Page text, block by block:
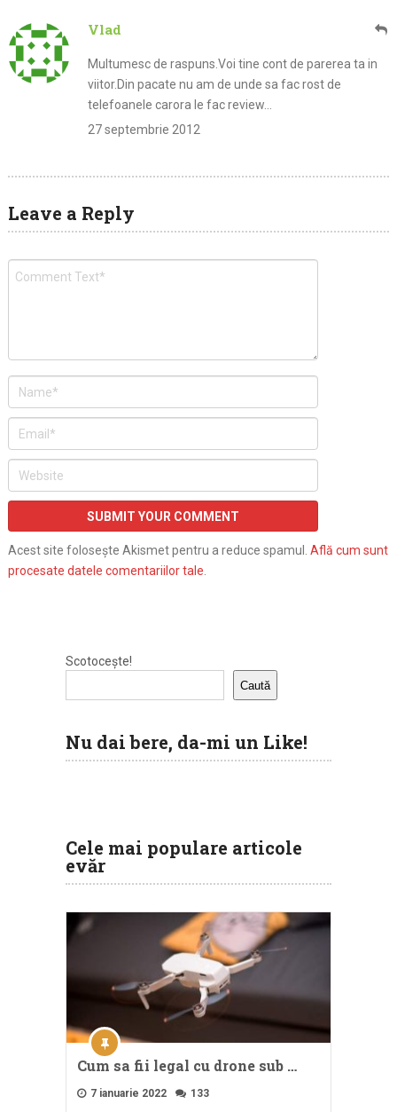
Vlad
Multumesc de raspuns.Voi tine cont de parerea ta in
viitor.Din pacate nu am de unde sa fac rost de
telefoanele carora le fac review…
27 septembrie 2012
Leave a Reply
Acest site folosește Akismet pentru a reduce spamul. Află cum sunt
procesate datele comentariilor tale.
Scotocește!
Caută
Nu dai bere, da-mi un Like!
Cele mai populare articole
evăr
Cum sa fii legal cu drone sub …
7 ianuarie 2022 133